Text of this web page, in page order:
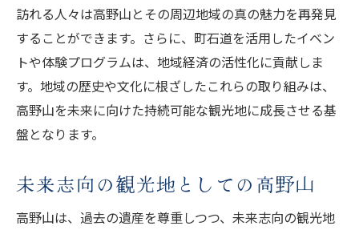
訪れる人々は高野山とその周辺地域の真の魅力を再発見
することができます。さらに、町石道を活用したイベン
トや体験プログラムは、地域経済の活性化に貢献しま
す。地域の歴史や文化に根ざしたこれらの取り組みは、
高野山を未来に向けた持続可能な観光地に成長させる基
盤となります。
未来志向の観光地としての高野山
高野山は、過去の遺産を尊重しつつ、未来志向の観光地